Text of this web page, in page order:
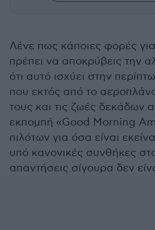
Λένε πως κάποιες φορές
πρέπει να αποκρύβεις την
ότι αυτό ισχύει στην
που εκτός από το
τους και τις ζωές δεκάδων
εκπομπή «Good Morning
πιλότων για όσα είναι
υπό κανονικές συνθήκες
απαντήσεις σίγουρα δεν